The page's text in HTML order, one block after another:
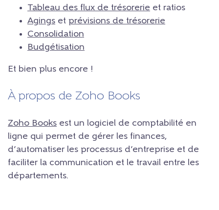
Tableau des flux de trésorerie et ratios
Agings et prévisions de trésorerie
Consolidation
Budgétisation
Et bien plus encore !
À propos de Zoho Books
Zoho Books est un logiciel de comptabilité en
ligne qui permet de gérer les finances,
d’automatiser les processus d’entreprise et de
faciliter la communication et le travail entre les
départements.